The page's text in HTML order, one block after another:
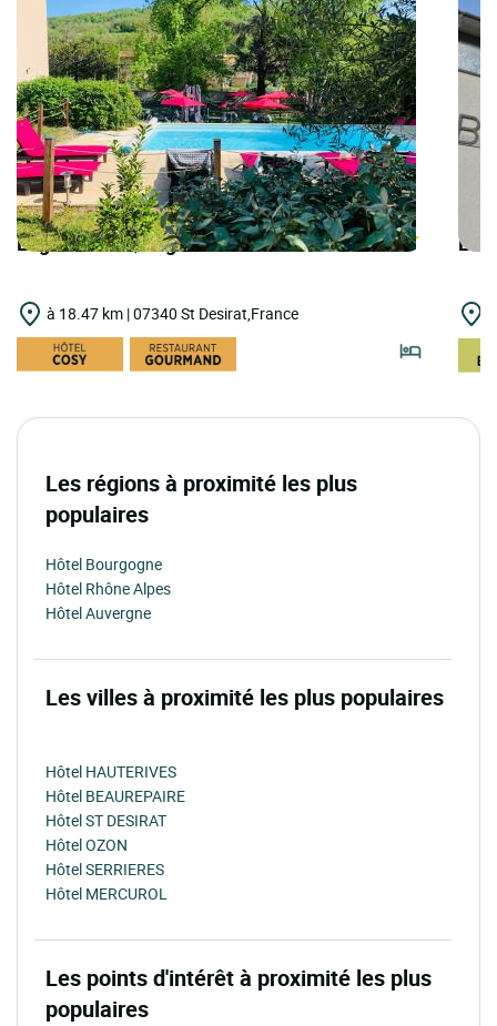
Logis Hôtels | Logis Hôtel la Désirade
à 18.47 km | 07340 St Desirat,France
Les régions à proximité les plus
populaires
Hôtel Bourgogne
Hôtel Rhône Alpes
Hôtel Auvergne
Les villes à proximité les plus populaires
Hôtel HAUTERIVES
Hôtel BEAUREPAIRE
Hôtel ST DESIRAT
Hôtel OZON
Hôtel SERRIERES
Hôtel MERCUROL
Les points d'intérêt à proximité les plus
populaires